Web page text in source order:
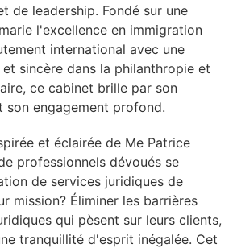
de leadership. Fondé sur une
l'excellence en immigration
international avec une
sincère dans la philanthropie et
ce cabinet brille par son
son engagement profond.
et éclairée de Me Patrice
professionnels dévoués se
de services juridiques de
mission? Éliminer les barrières
qui pèsent sur leurs clients,
tranquillité d'esprit inégalée. Cet